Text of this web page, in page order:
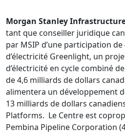
Enquêtes internes et
lutte contre la corruption à
économiques, contrôles à
marchandises contrôlées
Produits/services
importation/exportation de
instruments médicaux, EPI
produits de consommation,
pour animaux
Morgan Stanley
tant que conseiller juridique
par MSIP d’une participation
d’électricité Greenlight, un
d’électricité en cycle combiné
de 4,6 milliards de dollars
alimentera un développement
13 milliards de dollars
Platforms. Le Centre est
Pembina Pipeline Corporation